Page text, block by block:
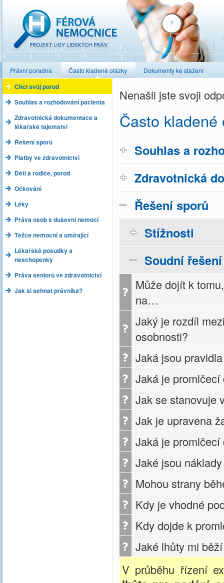
Právní poradna Často kladené otázky Dokumenty ke stažení
Chci svůj porod
Souhlas a rozhodování pacienta
Zdravotnická dokumentace a
lékařské tajemství
Řešení sporů
Platby ve zdravotnictví
Děti a rodiče, porod
Očkování
Léky
Práva osob s duševní nemocí
Těžce nemocní a umírající
Lékařské posudky a
neschopenky
Práva seniorů ve zdravotnictví
Jak si sehnat právníka?
Nenašli jste svoji
Často kladené
Souhlas a
Zdravotnická
Řešení sporů
Stížnosti
Soudní řešení
Může dojít k
na…
Jaký je rozdíl
osobnosti?
Jaká jsou
Jaká je
Jak se stanovuje
Jak je upravena
Jaká je
Jaké jsou
Mohou strany
Kdy je vhodné
Kdy dojde k
Jaké lhůty mi
V průběhu řízení